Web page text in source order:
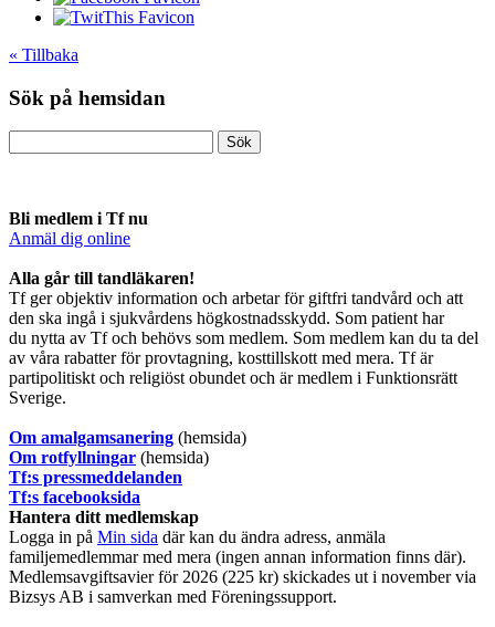
« Tillbaka
Sök på hemsidan
Bli medlem i Tf nu
Anmäl dig online
​Alla går till tandläkaren!
Tf ger objektiv information och arbetar för giftfri tandvård och att
den ska ingå i sjukvårdens högkostnadsskydd. Som patient har
du nytta av Tf och behövs som medlem. Som medlem kan du ta del
av våra rabatter för provtagning, kosttillskott med mera. Tf är
partipolitiskt och religiöst obundet och är medlem i Funktionsrätt
Sverige.
Om amalgamsanering (hemsida)
Om rotfyllningar (hemsida)
​Tf:s pressmeddelanden
Tf:s facebooksida
Hantera ditt medlemskap
Logga in på Min sida där kan du ändra adress, anmäla
familjemedlemmar med mera (ingen annan information finns där).
Medlemsavgiftsavier för 2026 (225 kr) skickades ut i november via
Bizsys AB i samverkan med Föreningssupport.